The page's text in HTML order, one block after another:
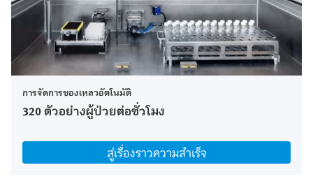
การจัดการของเหลวอัตโนมัติ
320 ตัวอย่างผู้ป่วยต่อชั่วโมง
สู่เรื่องราวความสำเร็จ